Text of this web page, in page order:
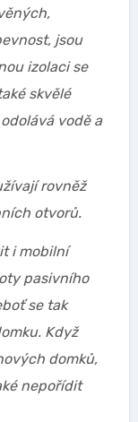
jsou
izolaci se
skvělé
vodě a
rovněž
otvorů.
i mobilní
pasivního
se tak
Když
domků,
nepořídit